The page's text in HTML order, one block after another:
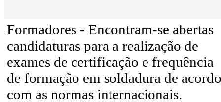
Formadores - Encontram-se abertas
candidaturas para a realização de
exames de certificação e frequência
de formação em soldadura de acordo
com as normas internacionais.